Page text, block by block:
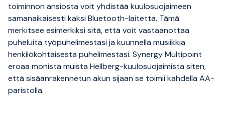
toiminnon ansiosta voit yhdistää kuulosuojaimeen
samanaikaisesti kaksi Bluetooth-laitetta. Tämä
merkitsee esimerkiksi sitä, että voit vastaanottaa
puheluita työpuhelimestasi ja kuunnella musiikkia
henkilökohtaisesta puhelimestasi. Synergy Multipoint
eroaa monista muista Hellberg-kuulosuojaimista siten,
että sisäänrakennetun akun sijaan se toimii kahdella AA-
paristolla.